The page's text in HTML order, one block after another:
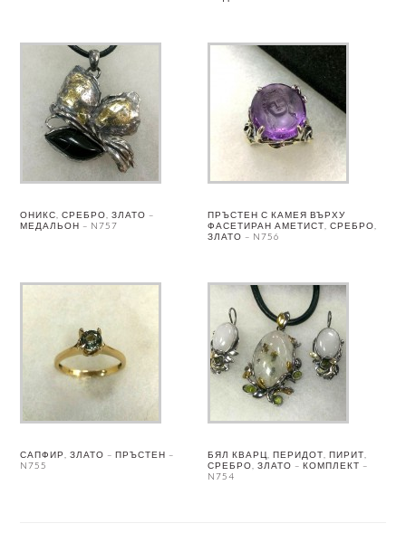
ОНИКС, СРЕБРО, ЗЛАТО –
МЕДАЛЬОН – N757
ПРЪСТЕН С КАМЕЯ ВЪРХУ
ФАСЕТИРАН АМЕТИСТ, СРЕБРО,
ЗЛАТО – N756
САПФИР, ЗЛАТО – ПРЪСТЕН –
N755
БЯЛ КВАРЦ, ПЕРИДОТ, ПИРИТ,
СРЕБРО, ЗЛАТО – КОМПЛЕКТ –
N754